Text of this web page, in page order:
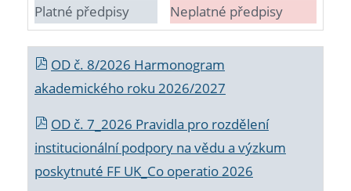
Platné předpisy Neplatné předpisy
OD č. 8/2026 Harmonogram
akademického roku 2026/2027
OD č. 7_2026 Pravidla pro rozdělení
institucionální podpory na vědu a výzkum
poskytnuté FF UK_Co operatio 2026